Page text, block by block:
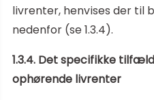
livrenter, henvises der til
nedenfor (se 1.3.4).
1.3.4. Det specifikke
ophørende livrenter